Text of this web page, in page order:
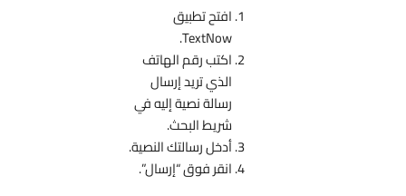
افتح تطبيق
TextNow.
اكتب رقم الهاتف
الذي تريد إرسال
رسالة نصية إليه في
شريط البحث.
أدخل رسالتك النصية.
انقر فوق “إرسال”.